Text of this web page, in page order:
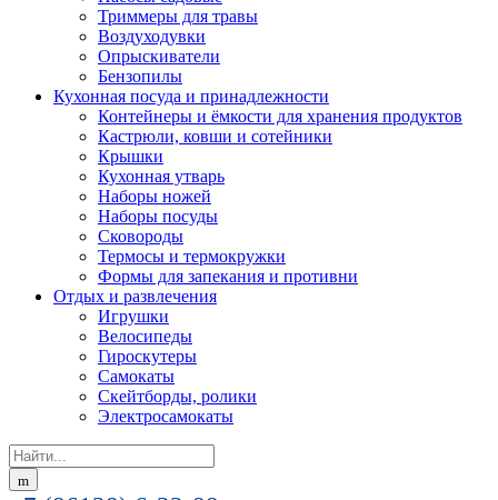
Триммеры для травы
Воздуходувки
Опрыскиватели
Бензопилы
Кухонная посуда и принадлежности
Контейнеры и ёмкости для хранения продуктов
Кастрюли, ковши и сотейники
Крышки
Кухонная утварь
Наборы ножей
Наборы посуды
Сковороды
Термосы и термокружки
Формы для запекания и противни
Отдых и развлечения
Игрушки
Велосипеды
Гироскутеры
Самокаты
Скейтборды, ролики
Электросамокаты
Search
for: